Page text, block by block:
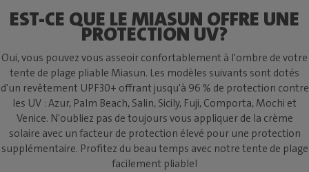
EST-CE QUE LE MIASUN OFFRE UNE
PROTECTION UV?
Oui, vous pouvez vous asseoir confortablement à l'ombre de votre
tente de plage pliable Miasun. Les modèles suivants sont dotés
d'un revêtement UPF30+ offrant jusqu'à 96 % de protection contre
les UV : Azur, Palm Beach, Salin, Sicily, Fuji, Comporta, Mochi et
Venice. N'oubliez pas de toujours vous appliquer de la crème
solaire avec un facteur de protection élevé pour une protection
supplémentaire. Profitez du beau temps avec notre tente de plage
facilement pliable!